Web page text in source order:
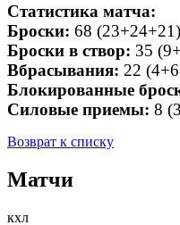
Статистика матча:
Броски: 68
Броски в створ: 35
Вбрасывания: 22
Блокированные
Силовые приемы: 8
Возврат к списку
Матчи
кхл